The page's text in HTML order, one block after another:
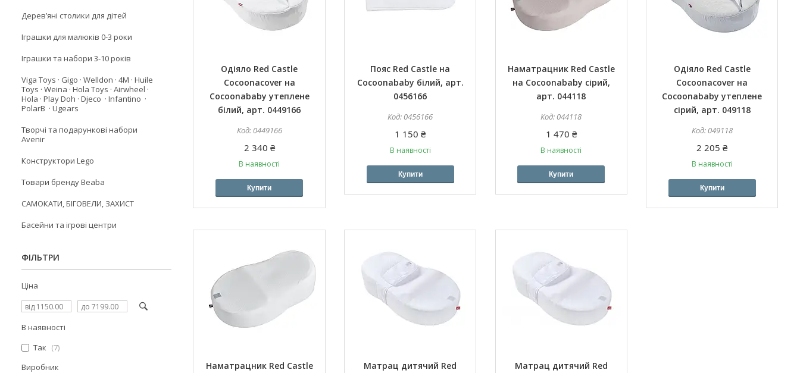
Одіяло Red Castle
Cocoonacover на
Cocoonababy утеплене
білий, арт. 0449166
0449166
2 340 ₴
В наявності
Купити
Пояс Red Castle на
Cocoonababy білий, арт.
0456166
0456166
1 150 ₴
В наявності
Купити
Наматрацник Red Castle
на Cocoonababy сірий,
арт. 044118
044118
1 470 ₴
В наявності
Купити
Одіяло Red Castle
Cocoonacover на
Cocoonababy утеплене
сірий, арт. 049118
049118
2 205 ₴
В наявності
Купити
Наматрацник Red Castle
Матрац дитячий Red
Матрац дитячий Red
Деревʼяні столики для дітей
Іграшки для малюків 0-3 роки
Іграшки та набори 3-10 років
Viga Toys · Gigo · Welldon · 4M · Huile
Toys · Weina · Hola Toys · Airwheel ·
Hola · Play Doh · Djeco · Infantino ·
PolarB · Ugears
Творчі та подарункові набори
Avenir
Конструктори Lego
Товари бренду Beaba
САМОКАТИ, БІГОВЕЛИ, ЗАХИСТ
Басейни та ігрові центри
ФІЛЬТРИ
Ціна
В наявності
Так
7
Виробник